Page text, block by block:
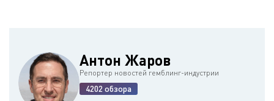
Антон Жаров
Репортер новостей гемблинг-индустрии
4202 обзора